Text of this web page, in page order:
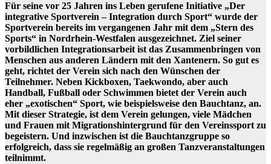
Für seine vor 25 Jahren ins Leben gerufene Initiative „Der
integrative Sportverein – Integration durch Sport“ wurde der
Sportverein bereits im vergangenen Jahr mit dem „Stern des
Sports“ in Nordrhein-Westfalen ausgezeichnet. Ziel seiner
vorbildlichen Integrationsarbeit ist das Zusammenbringen von
Menschen aus anderen Ländern mit den Xantenern. So gut es
geht, richtet der Verein sich nach den Wünschen der
Teilnehmer. Neben Kickboxen, Taekwondo, aber auch
Handball, Fußball oder Schwimmen bietet der Verein auch
eher „exotischen“ Sport, wie beispielsweise den Bauchtanz, an.
Mit dieser Strategie, ist dem Verein gelungen, viele Mädchen
und Frauen mit Migrationshintergrund für den Vereinssport zu
begeistern. Und inzwischen ist die Bauchtanzgruppe so
erfolgreich, dass sie regelmäßig an großen Tanzveranstaltungen
teilnimmt.